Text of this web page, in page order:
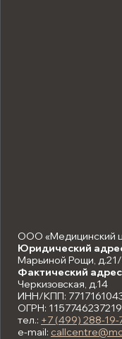
ООО «Медицинский
Юридический
Марьиной Рощи, д.21/
Фактический
Черкизовская, д.14
ИНН/КПП:
ОГРН: 1157746237219
тел.: +7 (499) 288-19-
e-mail: